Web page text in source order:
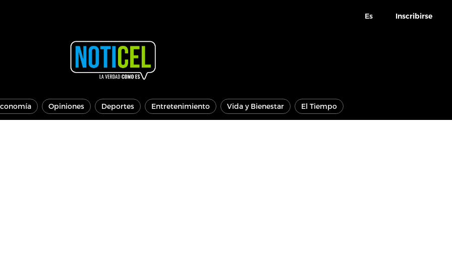
Es Inscribirse
Opiniones Deportes Entretenimiento Vida y Bienestar El Tiempo